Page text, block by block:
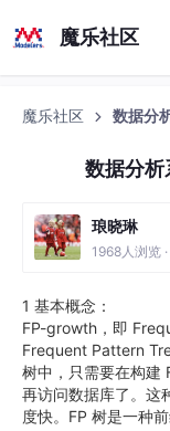
魔乐社区
魔乐社区 数据分
数据分
琅晓琳
1968人浏览
1 基本概念：
FP-growth，即
Frequent Pattern
树中，只需要在构建
再访问数据库了。这
度快。FP 树是一种